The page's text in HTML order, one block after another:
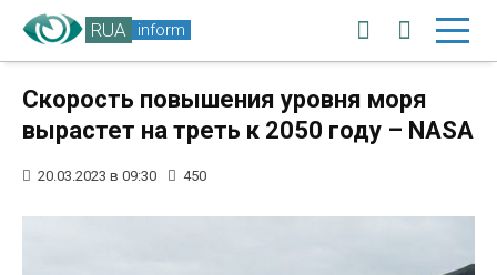
RUA inform
Скорость повышения уровня моря
вырастет на треть к 2050 году – NASA
20.03.2023 в 09:30 450